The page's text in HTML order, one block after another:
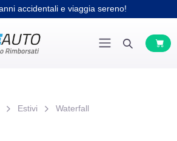
accidentali e viaggia sereno!
Estivi Waterfall